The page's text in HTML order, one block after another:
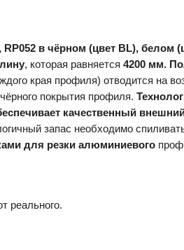
RP052 в чёрном (цвет BL), белом
, которая равняется4200 мм.
края профиля) отводится на
покрытия профиля.
качественный
запас необходимо
для резки алюминиевого
реального.